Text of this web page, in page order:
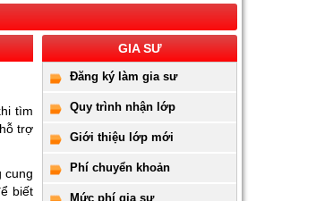
tìm
trợ
cung
biết
GIA SƯ
Đăng ký làm gia sư
Quy trình nhận lớp
Giới thiệu lớp mới
Phí chuyển khoản
Mức phí gia sư